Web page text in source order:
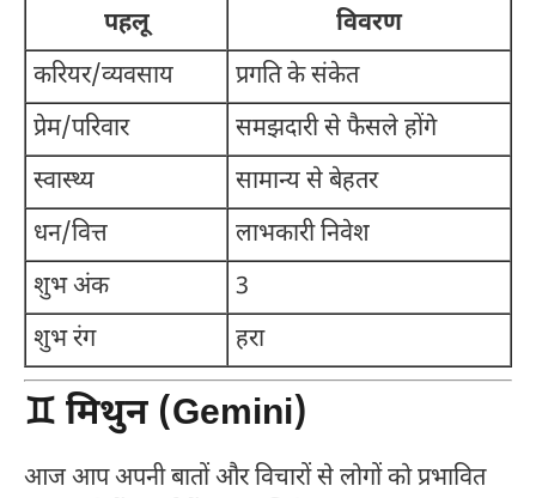
पहलू
विवरण
करियर/व्यवसाय
प्रगति के संकेत
प्रेम/परिवार
समझदारी से फैसले होंगे
स्वास्थ्य
सामान्य से बेहतर
धन/वित्त
लाभकारी निवेश
शुभ अंक
3
शुभ रंग
हरा
♊ मिथुन (Gemini)
आज आप अपनी बातों और विचारों से लोगों को प्रभावित